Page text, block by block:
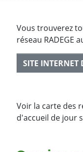
Vous trouverez
réseau RADEGE
SITE INTERNET
Voir la carte des
d'accueil de jour